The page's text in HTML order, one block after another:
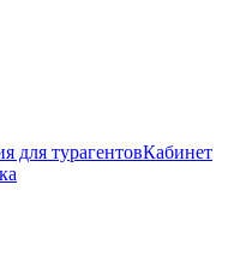
для турагентовКабинет